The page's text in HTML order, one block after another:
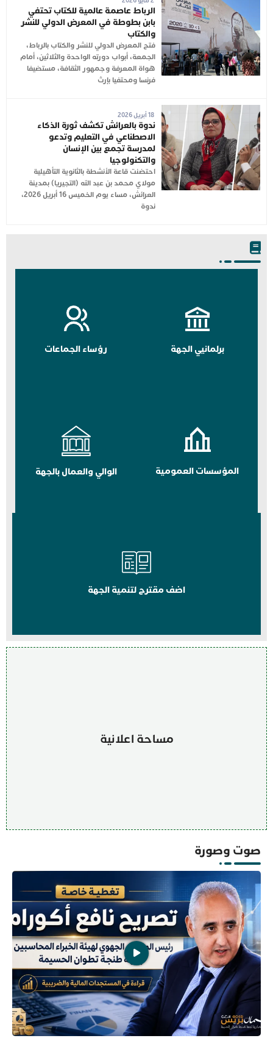
الرباط عاصمة عالمية للكتاب تحتفي
بابن بطوطة في المعرض الدولي للنشر
والكتاب
فتح المعرض الدولي للنشر والكتاب بالرباط،
الجمعة، أبواب دورته الواحدة والثلاثين، أمام
هواة المعرفة وجمهور الثقافة، مستضيفا
فرنسا ومحتفيا بإرث
18 أبريل 2026
ندوة بالعرائش تكشف ثورة الذكاء
الاصطناعي في التعليم وتدعو
لمدرسة تجمع بين الإنسان
والتكنولوجيا
احتضنت قاعة الأنشطة بالثانوية التأهيلية
مولاي محمد بن عبد الله (التجيريا) بمدينة
العرائش، مساء يوم الخميس 16 أبريل 2026،
ندوة
برلمانيي الجهة رؤساء الجماعات
المؤسسات العمومية الوالي والعمال بالجهة
اضف مقترح لتنمية الجهة
مساحة اعلانية
صوت وصورة